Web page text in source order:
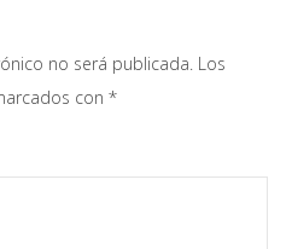
no será publicada. Los
con *